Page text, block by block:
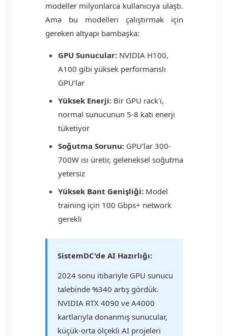
modeller milyonlarca kullanıcıya ulaştı.
Ama bu modelleri çalıştırmak için
gereken altyapı bambaşka:
GPU Sunucular:NVIDIA H100,
A100 gibi yüksek performanslı
GPU'lar
Yüksek Enerji:Bir GPU rack'i,
normal sunucunun 5-8 katı enerji
tüketiyor
Soğutma Sorunu:GPU'lar 300-
700W ısı üretir, geleneksel soğutma
yetersiz
Yüksek Bant Genişliği:Model
training için 100 Gbps+ network
gerekli
SistemDC'de AI Hazırlığı:
2024 sonu itibariyle GPU sunucu
talebinde %340 artış gördük.
NVIDIA RTX 4090 ve A4000
kartlarıyla donanmış sunucular,
küçük-orta ölçekli AI projeleri